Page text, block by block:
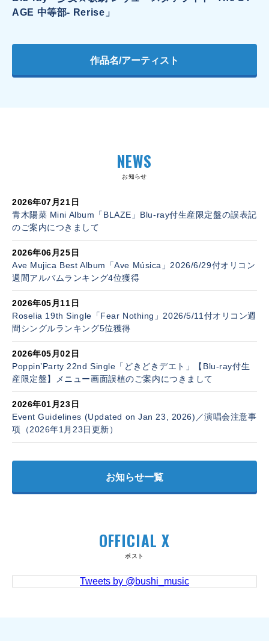
AGE 中等部- Rerise」
作品名/アーティスト
NEWS
お知らせ
2026年07月21日
青木陽菜 Mini Album「BLAZE」Blu-ray付生産限定盤の誤表記
のご案内につきまして
2026年06月25日
Ave Mujica Best Album「Ave Música」2026/6/29付オリコン
週間アルバムランキング4位獲得
2026年05月11日
Roselia 19th Single「Fear Nothing」2026/5/11付オリコン週
間シングルランキング5位獲得
2026年05月02日
Poppin’Party 22nd Single「どきどきデエト」【Blu-ray付生
産限定盤】メニュー画面誤植のご案内につきまして
2026年01月23日
Event Guidelines (Updated on Jan 23, 2026)／演唱会注意事
项（2026年1月23日更新）
お知らせ一覧
OFFICIAL X
ポスト
Tweets by @bushi_music